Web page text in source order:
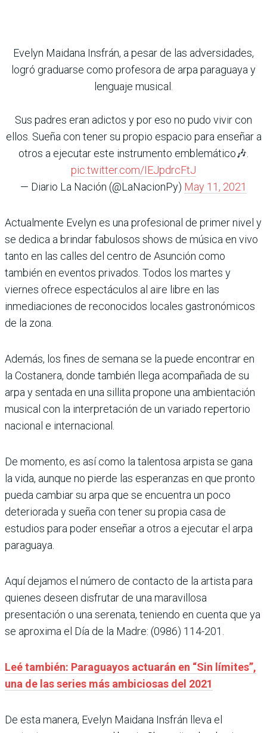
Evelyn Maidana Insfrán, a pesar de las adversidades,
logró graduarse como profesora de arpa paraguaya y
lenguaje musical.
Sus padres eran adictos y por eso no pudo vivir con
ellos. Sueña con tener su propio espacio para enseñar a
otros a ejecutar este instrumento emblemático🎶.
pic.twitter.com/IEJpdrcFtJ
— Diario La Nación (@LaNacionPy) May 11, 2021
Actualmente Evelyn es una profesional de primer nivel y
se dedica a brindar fabulosos shows de música en vivo
tanto en las calles del centro de Asunción como
también en eventos privados. Todos los martes y
viernes ofrece espectáculos al aire libre en las
inmediaciones de reconocidos locales gastronómicos
de la zona.
Además, los fines de semana se la puede encontrar en
la Costanera, donde también llega acompañada de su
arpa y sentada en una sillita propone una ambientación
musical con la interpretación de un variado repertorio
nacional e internacional.
De momento, es así como la talentosa arpista se gana
la vida, aunque no pierde las esperanzas en que pronto
pueda cambiar su arpa que se encuentra un poco
deteriorada y sueña con tener su propia casa de
estudios para poder enseñar a otros a ejecutar el arpa
paraguaya.
Aquí dejamos el número de contacto de la artista para
quienes deseen disfrutar de una maravillosa
presentación o una serenata, teniendo en cuenta que ya
se aproxima el Día de la Madre: (0986) 114-201.
Leé también: Paraguayos actuarán en “Sin límites”,
una de las series más ambiciosas del 2021
De esta manera, Evelyn Maidana Insfrán lleva el